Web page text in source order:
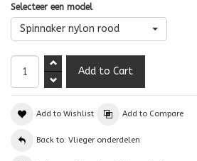
Selecteer een model
Spinnaker nylon rood
Add to Wishlist Add to Compare
Back to: Vlieger onderdelen